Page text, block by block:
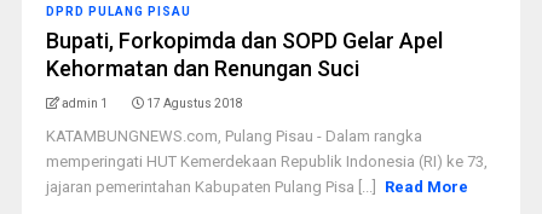
DPRD PULANG PISAU
Bupati, Forkopimda dan SOPD Gelar Apel
Kehormatan dan Renungan Suci
admin 1 17 Agustus 2018
KATAMBUNGNEWS.com, Pulang Pisau - Dalam rangka
memperingati HUT Kemerdekaan Republik Indonesia (RI) ke 73,
jajaran pemerintahan Kabupaten Pulang Pisa [...]
Read More